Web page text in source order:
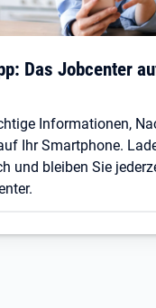
Das Jobcenter
Informationen,
Ihr Smartphone.
und bleiben Sie